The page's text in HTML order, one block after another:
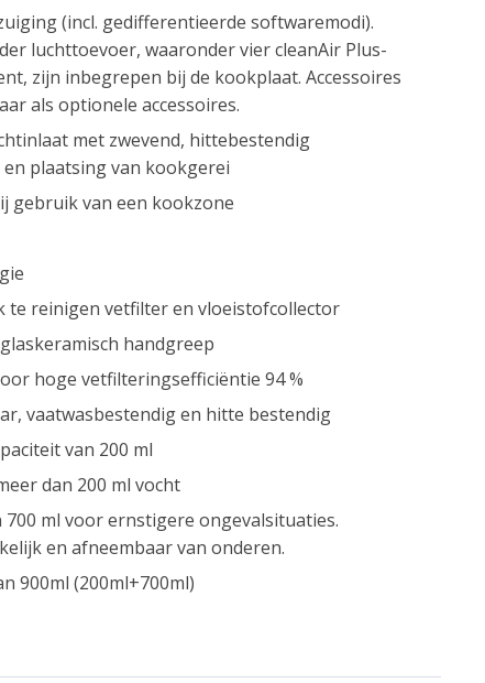
(incl. gedifferentieerde softwaremodi).
luchttoevoer, waaronder vier cleanAir Plus-
zijn inbegrepen bij de kookplaat. Accessoires
als optionele accessoires.
met zwevend, hittebestendig
plaatsing van kookgerei
gebruik van een kookzone
te reinigen vetfilter en vloeistofcollector
handgreep
hoge vetfilteringsefficiëntie 94 %
vaatwasbestendig en hitte bestendig
van 200 ml
dan 200 ml vocht
ml voor ernstigere ongevalsituaties.
en afneembaar van onderen.
900ml (200ml+700ml)